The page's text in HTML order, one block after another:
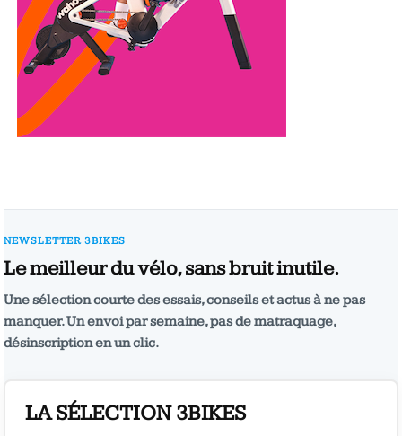
NEWSLETTER 3BIKES
Le meilleur du vélo, sans bruit inutile.
Une sélection courte des essais, conseils et actus à ne pas
manquer. Un envoi par semaine, pas de matraquage,
désinscription en un clic.
LA SÉLECTION 3BIKES